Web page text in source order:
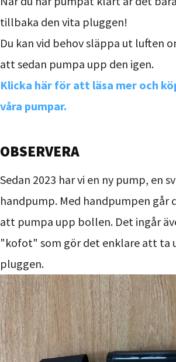
tillbaka den vita pluggen!
Du kan vid behov släppa ut luften
att sedan pumpa upp den igen.
Klicka här för att läsa mer och
våra pumpar.
OBSERVERA
Sedan 2023 har vi en ny pump, en
handpump. Med handpumpen går
att pumpa upp bollen. Det ingår
"kofot" som gör det enklare att ta
pluggen.